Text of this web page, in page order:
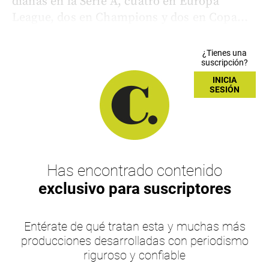
League, dos en Champions y dos en Copa...
¿Tienes una
suscripción?
INICIA
SESIÓN
Has encontrado contenido
exclusivo para suscriptores
Entérate de qué tratan esta y muchas más
producciones desarrolladas con periodismo
riguroso y confiable